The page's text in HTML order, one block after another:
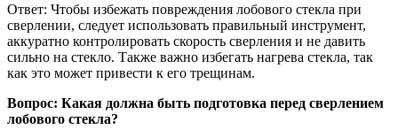
Ответ: Чтобы избежать повреждения лобового стекла при
сверлении, следует использовать правильный инструмент,
аккуратно контролировать скорость сверления и не давить
сильно на стекло. Также важно избегать нагрева стекла, так
как это может привести к его трещинам.
Вопрос: Какая должна быть подготовка перед сверлением
лобового стекла?